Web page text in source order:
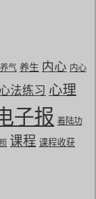
养气 养生 内心 内心
心法练习 心理
子报 着陆功
课程 课程收获